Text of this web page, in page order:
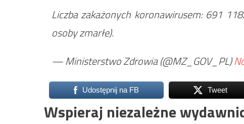
Liczba zakażonych koronawirusem: 691
osoby zmarłe).
— Ministerstwo Zdrowia (@MZ_GOV_PL)
Udostępnij na FB Tweet
Wspieraj niezależne